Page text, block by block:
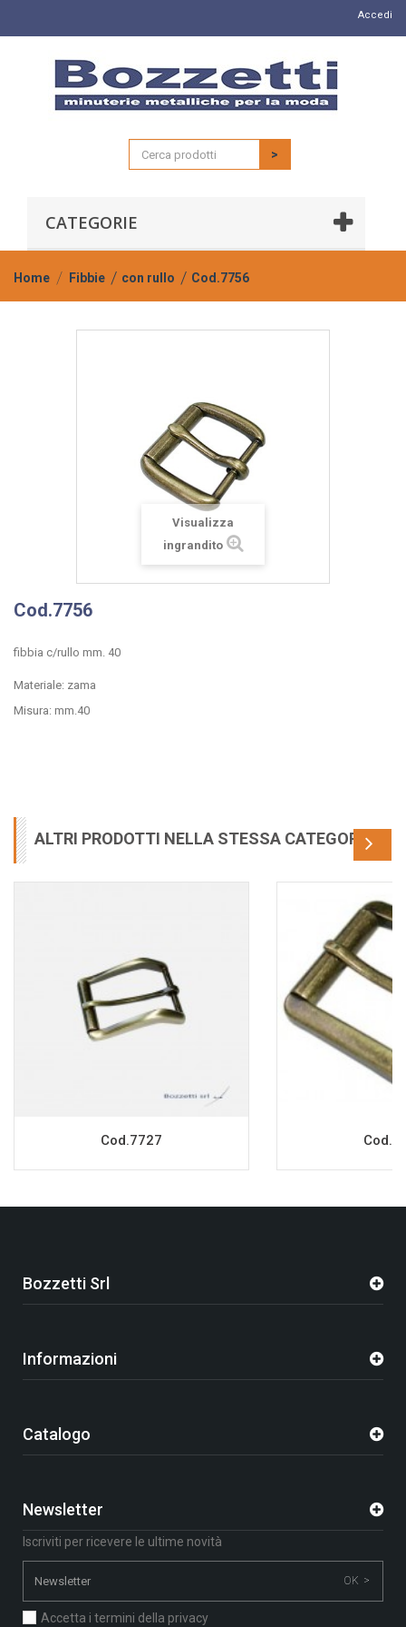
Accedi
>
CATEGORIE
Home Fibbie con rullo Cod.7756
Visualizza
ingrandito
Cod.7756
fibbia c/rullo mm. 40
Materiale: zama
Misura: mm.40
ALTRI PRODOTTI NELLA STESSA CATEGORIA
Cod.7727
Bozzetti Srl
Informazioni
Catalogo
Newsletter
Iscriviti per ricevere le ultime novità
OK >
Accetta i termini della privacy